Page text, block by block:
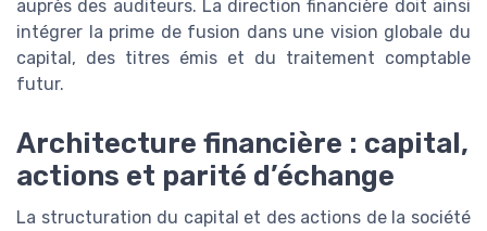
auprès des auditeurs. La direction financière doit ainsi
intégrer la prime de fusion dans une vision globale du
capital, des titres émis et du traitement comptable
futur.
Architecture financière : capital,
actions et parité d’échange
La structuration du capital et des actions de la société